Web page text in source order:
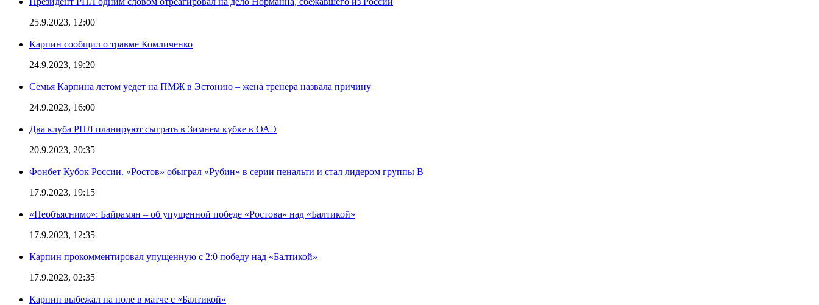
25.9.2023, 12:00
Карпин сообщил о травме Комличенко
24.9.2023, 19:20
Семья Карпина летом уедет на ПМЖ в Эстонию – жена тренера назвала причину
24.9.2023, 16:00
Два клуба РПЛ планируют сыграть в Зимнем кубке в ОАЭ
20.9.2023, 20:35
Фонбет Кубок России. «Ростов» обыграл «Рубин» в серии пенальти и стал лидером группы В
17.9.2023, 19:15
«Необъяснимо»: Байрамян – об упущенной победе «Ростова» над «Балтикой»
17.9.2023, 12:35
Карпин прокомментировал упущенную с 2:0 победу над «Балтикой»
17.9.2023, 02:35
Карпин выбежал на поле в матче с «Балтикой»